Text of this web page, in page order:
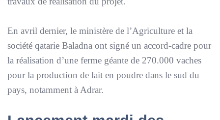
En avril dernier, le ministère de l’Agriculture et la
société qatarie Baladna ont signé un accord-cadre pour
la réalisation d’une ferme géante de 270.000 vaches
pour la production de lait en poudre dans le sud du
pays, notamment à Adrar.